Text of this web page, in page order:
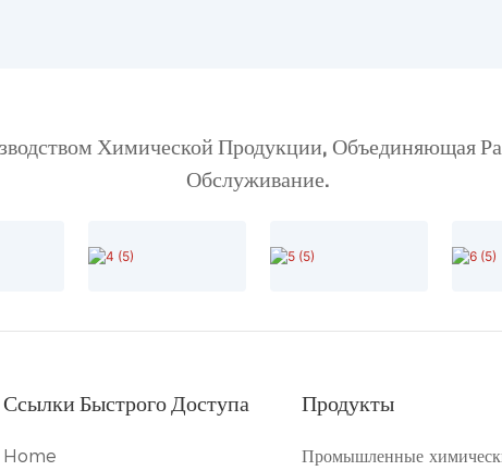
Химической Продукции, Объединяющая
Обслуживание.
Ссылки Быстрого Доступа
Home
Продукты
Промышленные